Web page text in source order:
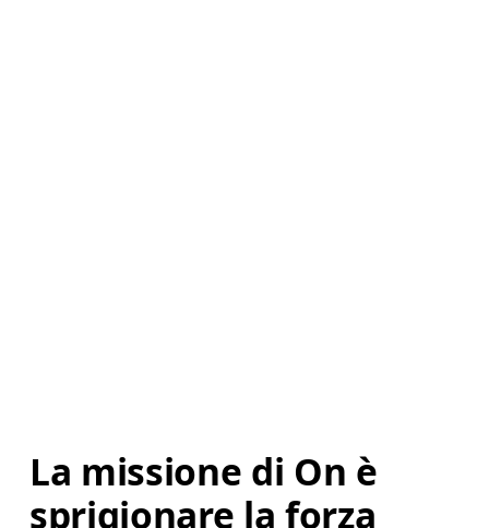
La missione di On è
sprigionare la forza